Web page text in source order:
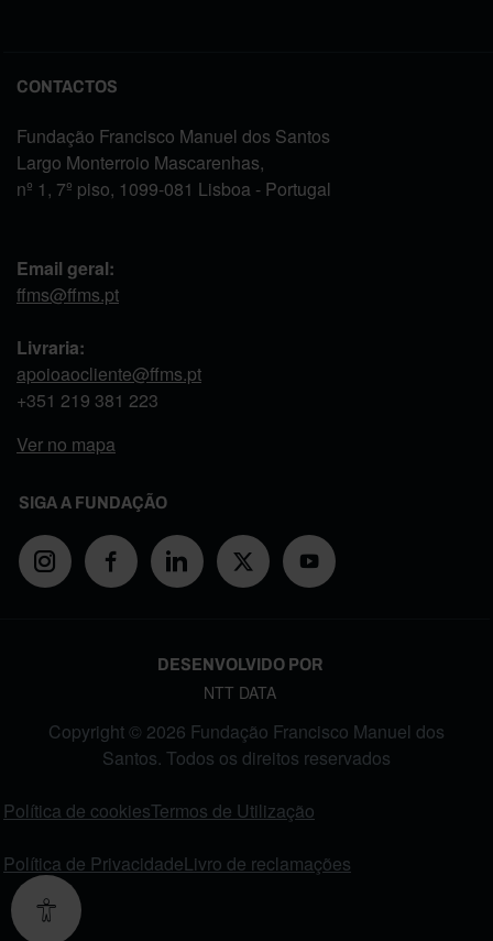
CONTACTOS
Fundação Francisco Manuel dos Santos
Largo Monterroio Mascarenhas,
nº 1, 7º piso, 1099-081 Lisboa - Portugal
Email geral:
ffms@ffms.pt
Livraria:
apoioaocliente@ffms.pt
+351 219 381 223
Ver no mapa
SIGA A FUNDAÇÃO
DESENVOLVIDO POR
NTT DATA
Copyright © 2026 Fundação Francisco Manuel dos
Santos. Todos os direitos reservados
Política de cookiesTermos de Utilização
Política de PrivacidadeLivro de reclamações